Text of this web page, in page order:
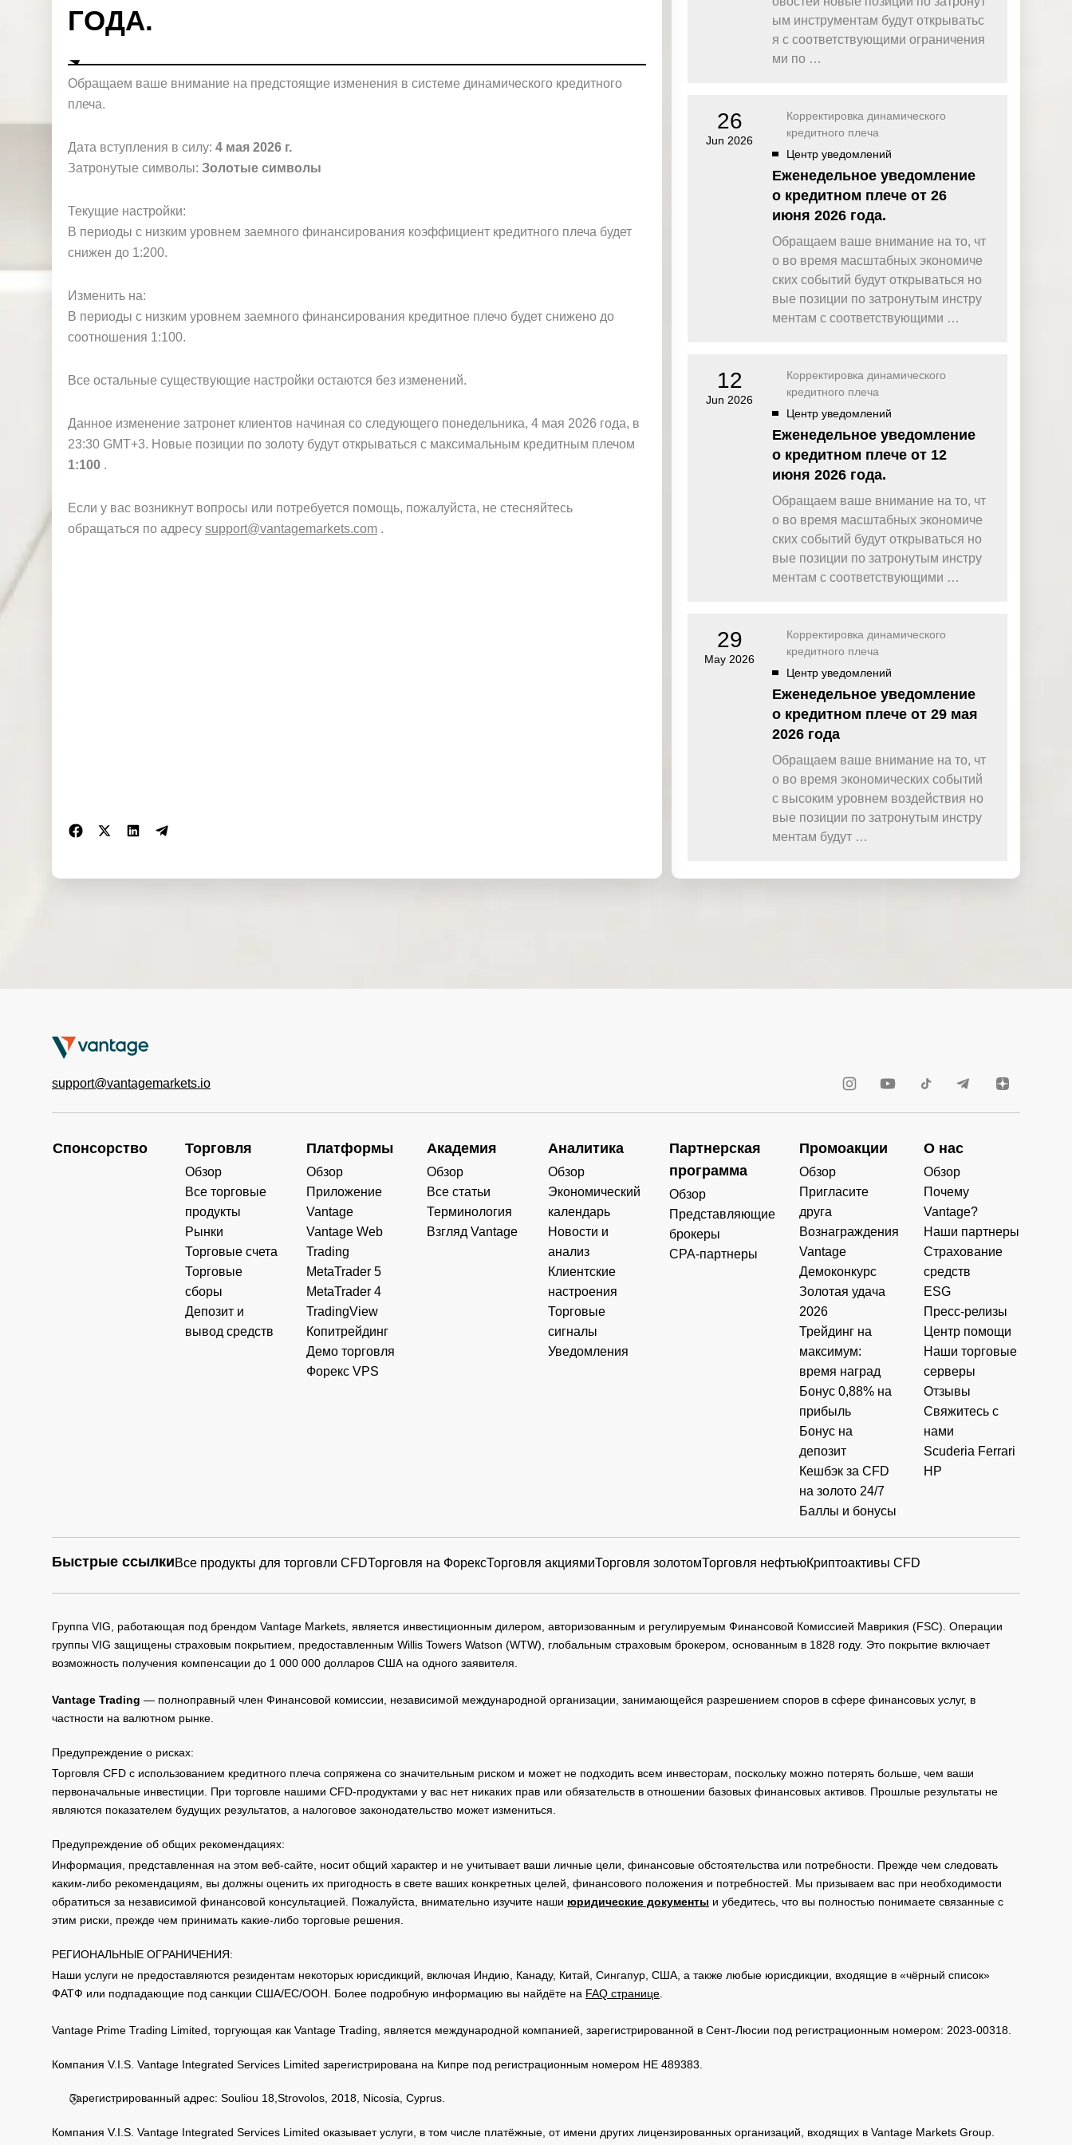
Commonwealth Bank, BHP и Fortescue
Акции Великобритании
Копитрейдинг ПОПУЛЯРНОЕ
Копируйте, торгуйте и зарабатывайте в
Зарядитесь торговой энергией
Действуют Условия и положения.
Бонус 0,88% на прибыль
Внесите депозит и торгуйте, чтобы
Откройте больше возможностей с
кредитным бонусом до $30 000*
Кешбэк за CFD на золото 24/7
Подключитесь, торгуйте XAUUSD247 и
зарабатывайте кешбэк с
дополнительным бонусом 20% за
торговлю в выходные дни.*
Баллы и бонусы
Получайте по одному баллу за каждые
$10 000 торгового объема по CFD и
обменивайте их на бонусы и призы.*
ГОДА.
Обращаем ваше внимание на предстоящие изменения в системе динамического кредитного
плеча.
Дата вступления в силу: 4 мая 2026 г.
Затронутые символы: Золотые символы
Текущие настройки:
В периоды с низким уровнем заемного финансирования коэффициент кредитного плеча будет
снижен до 1:200.
Изменить на:
В периоды с низким уровнем заемного финансирования кредитное плечо будет снижено до
соотношения 1:100.
Все остальные существующие настройки остаются без изменений.
Данное изменение затронет клиентов начиная со следующего понедельника, 4 мая 2026 года, в
23:30 GMT+3. Новые позиции по золоту будут открываться с максимальным кредитным плечом
1:100 .
Если у вас возникнут вопросы или потребуется помощь, пожалуйста, не стесняйтесь
обращаться по адресу support@vantagemarkets.com .
ым инструментам будут открыватьс
я с соответствующими ограничения
ми по …
26
Jun 2026
Корректировка динамического
кредитного плеча
Центр уведомлений
Еженедельное уведомление
о кредитном плече от 26
июня 2026 года.
Обращаем ваше внимание на то, чт
о во время масштабных экономиче
ских событий будут открываться но
вые позиции по затронутым инстру
ментам с соответствующими …
12
Jun 2026
Корректировка динамического
кредитного плеча
Центр уведомлений
Еженедельное уведомление
о кредитном плече от 12
июня 2026 года.
Обращаем ваше внимание на то, чт
о во время масштабных экономиче
ских событий будут открываться но
вые позиции по затронутым инстру
ментам с соответствующими …
29
May 2026
Корректировка динамического
кредитного плеча
Центр уведомлений
Еженедельное уведомление
о кредитном плече от 29 мая
2026 года
Обращаем ваше внимание на то, чт
о во время экономических событий
с высоким уровнем воздействия но
вые позиции по затронутым инстру
ментам будут …
support@vantagemarkets.io
Спонсорство Торговля
Обзор
Все торговые
продукты
Рынки
Торговые счета
Торговые
сборы
Депозит и
вывод средств
Платформы
Обзор
Приложение
Vantage
Vantage Web
Trading
MetaTrader 5
MetaTrader 4
TradingView
Копитрейдинг
Демо торговля
Форекс VPS
Академия
Обзор
Все статьи
Терминология
Взгляд Vantage
Аналитика
Обзор
Экономический
календарь
Новости и
анализ
Клиентские
настроения
Торговые
сигналы
Уведомления
Партнерская
программа
Обзор
Представляющие
брокеры
CPA-партнеры
Промоакции
Обзор
Пригласите
друга
Вознаграждения
Vantage
Демоконкурс
Золотая удача
2026
Трейдинг на
максимум:
время наград
Бонус 0,88% на
прибыль
Бонус на
депозит
Кешбэк за CFD
на золото 24/7
Баллы и бонусы
О нас
Обзор
Почему
Vantage?
Наши партнеры
Страхование
средств
ESG
Пресс-релизы
Центр помощи
Наши торговые
серверы
Отзывы
Свяжитесь с
нами
Scuderia Ferrari
HP
Быстрые ссылкиВсе продукты для торговли CFDТорговля на ФорексТорговля акциямиТорговля золотомТорговля нефтьюКриптоактивы CFD
Группа VIG, работающая под брендом Vantage Markets, является инвестиционным дилером, авторизованным и регулируемым Финансовой Комиссией Маврикия (FSC). Операции
группы VIG защищены страховым покрытием, предоставленным Willis Towers Watson (WTW), глобальным страховым брокером, основанным в 1828 году. Это покрытие включает
возможность получения компенсации до 1 000 000 долларов США на одного заявителя.
Vantage Trading — полноправный член Финансовой комиссии, независимой международной организации, занимающейся разрешением споров в сфере финансовых услуг, в
частности на валютном рынке.
Предупреждение о рисках:
Торговля CFD с использованием кредитного плеча сопряжена со значительным риском и может не подходить всем инвесторам, поскольку можно потерять больше, чем ваши
первоначальные инвестиции. При торговле нашими CFD-продуктами у вас нет никаких прав или обязательств в отношении базовых финансовых активов. Прошлые результаты не
являются показателем будущих результатов, а налоговое законодательство может измениться.
Предупреждение об общих рекомендациях:
Информация, представленная на этом веб-сайте, носит общий характер и не учитывает ваши личные цели, финансовые обстоятельства или потребности. Прежде чем следовать
каким-либо рекомендациям, вы должны оценить их пригодность в свете ваших конкретных целей, финансового положения и потребностей. Мы призываем вас при необходимости
обратиться за независимой финансовой консультацией. Пожалуйста, внимательно изучите наши юридические документы и убедитесь, что вы полностью понимаете связанные с
этим риски, прежде чем принимать какие-либо торговые решения.
РЕГИОНАЛЬНЫЕ ОГРАНИЧЕНИЯ:
Наши услуги не предоставляются резидентам некоторых юрисдикций, включая Индию, Канаду, Китай, Сингапур, США, а также любые юрисдикции, входящие в «чёрный список»
ФАТФ или подпадающие под санкции США/ЕС/ООН. Более подробную информацию вы найдёте на FAQ странице
Vantage Prime Trading Limited, торгующая как Vantage Trading, является международной компанией, зарегистрированной в Сент-Люсии под регистрационным номером: 2023-00318.
Компания V.I.S. Vantage Integrated Services Limited зарегистрирована на Кипре под регистрационным номером HE 489383.
Зарегистрированный адрес: Souliou 18,Strovolos, 2018, Nicosia, Cyprus.
Компания V.I.S. Vantage Integrated Services Limited оказывает услуги, в том числе платёжные, от имени других лицензированных организаций, входящих в Vantage Markets Group.